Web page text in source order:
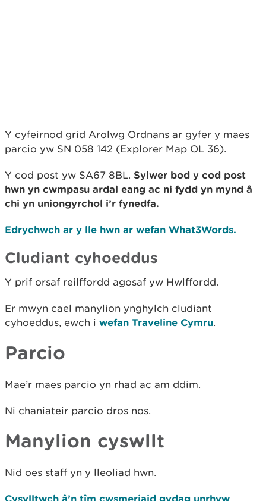
Y cyfeirnod grid Arolwg Ordnans ar gyfer y maes
parcio yw SN 058 142 (Explorer Map OL 36).
Y cod post yw SA67 8BL. Sylwer bod y cod post
hwn yn cwmpasu ardal eang ac ni fydd yn mynd â
chi yn uniongyrchol i’r fynedfa.
Edrychwch ar y lle hwn ar wefan What3Words.
Cludiant cyhoeddus
Y prif orsaf reilffordd agosaf yw Hwlffordd.
Er mwyn cael manylion ynghylch cludiant
cyhoeddus, ewch i wefan Traveline Cymru.
Parcio
Mae’r maes parcio yn rhad ac am ddim.
Ni chaniateir parcio dros nos.
Manylion cyswllt
Nid oes staff yn y lleoliad hwn.
Cysylltwch â’n tîm cwsmeriaid gydag unrhyw